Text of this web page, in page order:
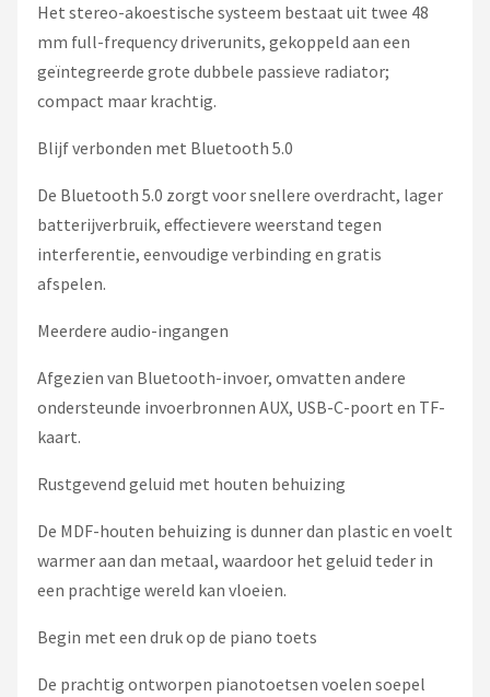
Het stereo-akoestische systeem bestaat uit twee 48
mm full-frequency driverunits, gekoppeld aan een
geïntegreerde grote dubbele passieve radiator;
compact maar krachtig.
Blijf verbonden met Bluetooth 5.0
De Bluetooth 5.0 zorgt voor snellere overdracht, lager
batterijverbruik, effectievere weerstand tegen
interferentie, eenvoudige verbinding en gratis
afspelen.
Meerdere audio-ingangen
Afgezien van Bluetooth-invoer, omvatten andere
ondersteunde invoerbronnen AUX, USB-C-poort en TF-
kaart.
Rustgevend geluid met houten behuizing
De MDF-houten behuizing is dunner dan plastic en voelt
warmer aan dan metaal, waardoor het geluid teder in
een prachtige wereld kan vloeien.
Begin met een druk op de piano toets
De prachtig ontworpen pianotoetsen voelen soepel